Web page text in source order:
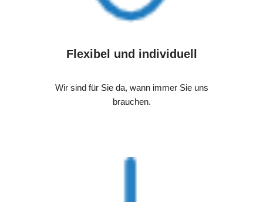
Flexibel und individuell
Wir sind für Sie da, wann immer Sie uns
brauchen.